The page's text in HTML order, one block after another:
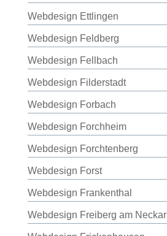
Webdesign Ettlingen
Webdesign Feldberg
Webdesign Fellbach
Webdesign Filderstadt
Webdesign Forbach
Webdesign Forchheim
Webdesign Forchtenberg
Webdesign Forst
Webdesign Frankenthal
Webdesign Freiberg am Neckar